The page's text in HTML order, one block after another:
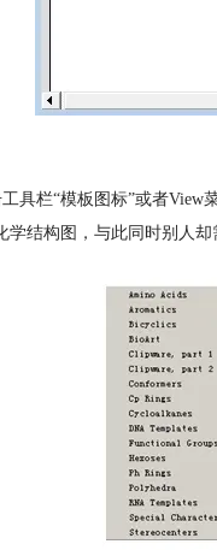
具栏“模板图标”或者
结构图，与此同时别人却